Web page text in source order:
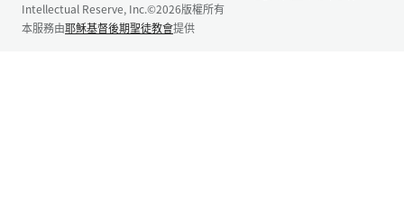
Intellectual Reserve, Inc.©2026版權所有
本服務由耶穌基督後期聖徒教會提供